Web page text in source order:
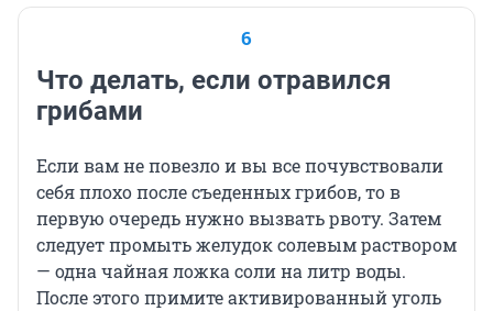
6
Что делать, если отравился
грибами
Если вам не повезло и вы все почувствовали
себя плохо после съеденных грибов, то в
первую очередь нужно вызвать рвоту. Затем
следует промыть желудок солевым раствором
— одна чайная ложка соли на литр воды.
После этого примите активированный уголь